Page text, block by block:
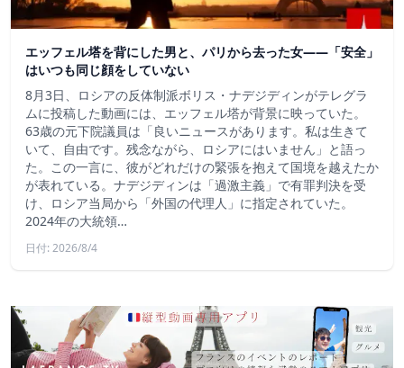
エッフェル塔を背にした男と、パリから去った女——「安全」
はいつも同じ顔をしていない
8月3日、ロシアの反体制派ボリス・ナデジディンがテレグラ
ムに投稿した動画には、エッフェル塔が背景に映っていた。
63歳の元下院議員は「良いニュースがあります。私は生きて
いて、自由です。残念ながら、ロシアにはいません」と語っ
た。この一言に、彼がどれだけの緊張を抱えて国境を越えたか
が表れている。ナデジディンは「過激主義」で有罪判決を受
け、ロシア当局から「外国の代理人」に指定されていた。
2024年の大統領…
日付: 2026/8/4